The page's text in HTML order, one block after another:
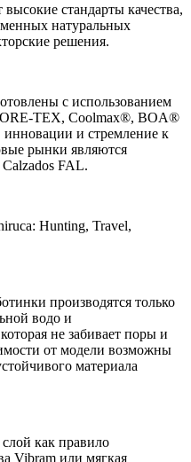
стандарты качества,
натуральных
решения.
с использованием
TEX, Coolmax®, BOA®
инновации и стремление к
рынки являются
FAL.
Hunting, Travel,
производятся только
водо и
не забивает поры и
от модели возможны
материала
как правило
Vibram или мягкая